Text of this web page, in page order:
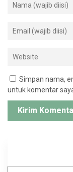
Simpan nama,
untuk komentar